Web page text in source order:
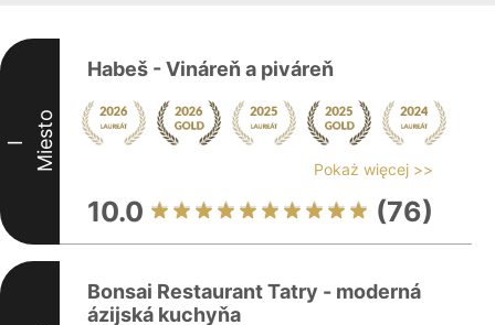
I Miesto
Habeš - Vináreň a piváreň
Pokaż więcej >>
10.0 (76)
Bonsai Restaurant Tatry - moderná
ázijská kuchyňa